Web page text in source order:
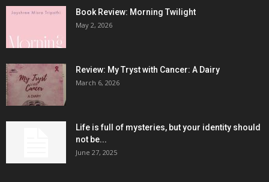
Book Review: Morning Twilight
May 2, 2026
Review: My Tryst with Cancer: A Dairy
March 6, 2026
Life is full of mysteries, but your identity should
not be...
June 27, 2025